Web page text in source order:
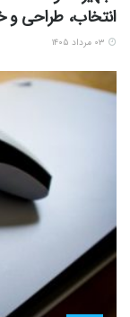
انتخاب، طراحی و